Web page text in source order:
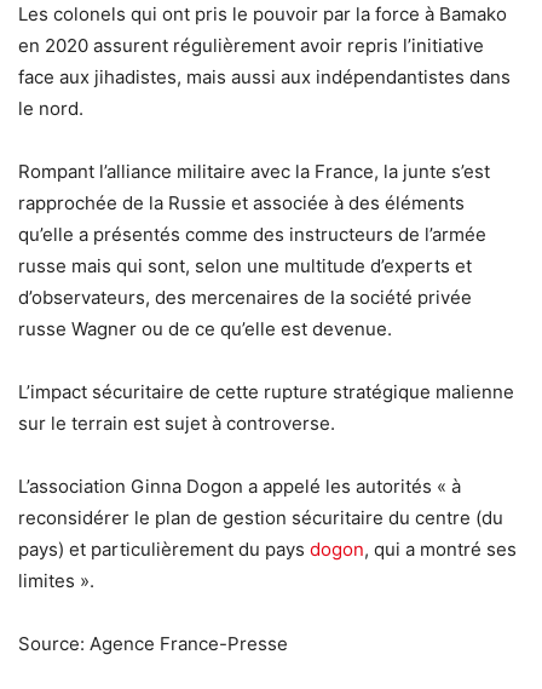
Les colonels qui ont pris le pouvoir par la force à Bamako
en 2020 assurent régulièrement avoir repris l’initiative
face aux jihadistes, mais aussi aux indépendantistes dans
le nord.
Rompant l’alliance militaire avec la France, la junte s’est
rapprochée de la Russie et associée à des éléments
qu’elle a présentés comme des instructeurs de l’armée
russe mais qui sont, selon une multitude d’experts et
d’observateurs, des mercenaires de la société privée
russe Wagner ou de ce qu’elle est devenue.
L’impact sécuritaire de cette rupture stratégique malienne
sur le terrain est sujet à controverse.
L’association Ginna Dogon a appelé les autorités « à
reconsidérer le plan de gestion sécuritaire du centre (du
pays) et particulièrement du pays dogon, qui a montré ses
limites ».
Source: Agence France-Presse